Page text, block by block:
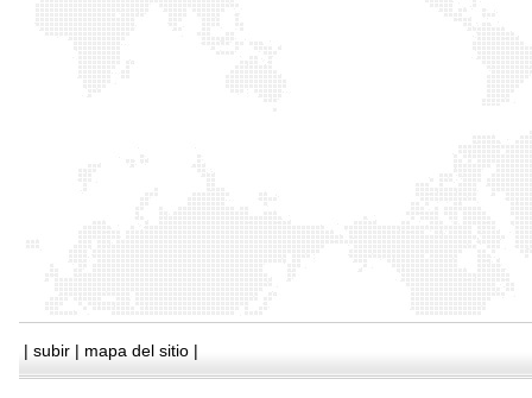
| subir | mapa del sitio |